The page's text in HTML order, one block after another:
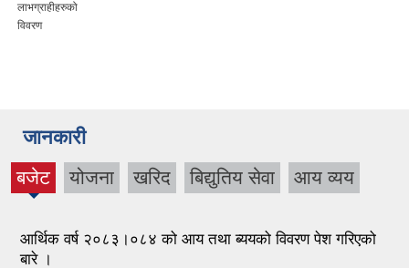
लाभग्राहीहरुको
विवरण
जानकारी
बजेट
(active
योजना खरिद बिद्युतिय सेवा आय व्यय
आर्थिक वर्ष २०८३।०८४ को आय तथा ब्ययको विवरण पेश गरिएको
बारे ।